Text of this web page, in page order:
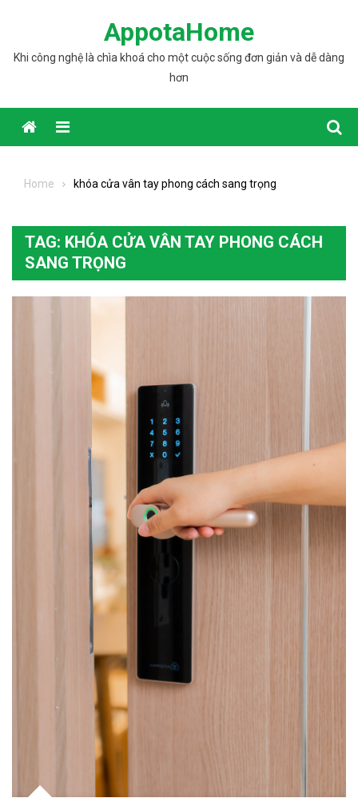
AppotaHome
Khi công nghệ là chìa khoá cho một cuộc sống đơn giản và dễ dàng
hơn
Home khóa cửa vân tay phong cách sang trọng
TAG: KHÓA CỬA VÂN TAY PHONG CÁCH
SANG TRỌNG